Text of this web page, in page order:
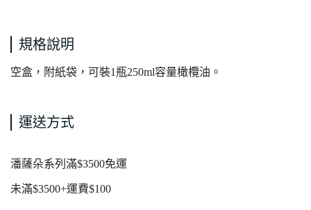
規格說明
空盒，附紙袋，可裝1瓶250ml容量橄欖油。
運送方式
潘薩朵系列滿$3500免運
未滿$3500+運費$100